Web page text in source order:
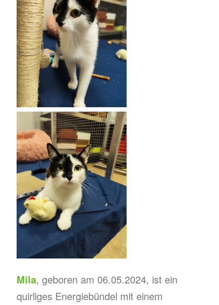
Mila, geboren am 06.05.2024, ist ein
quirliges Energiebündel mit einem